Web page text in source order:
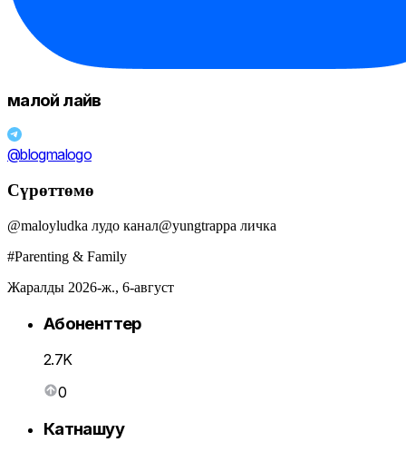
малой лайв
@blogmalogo
Сүрөттөмө
@maloyludka лудо канал@yungtrappa личка
#Parenting & Family
Жаралды 2026-ж., 6-август
Абоненттер
2.7K
0
Катнашуу